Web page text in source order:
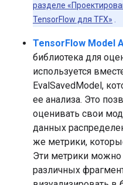
разделе
TensorFlow для TFX»
TensorFlow Model
библиотека для
используется
EvalSavedModel,
ее анализа. Это
оценивать свои
данных
же метрики,
Эти метрики можно
различных